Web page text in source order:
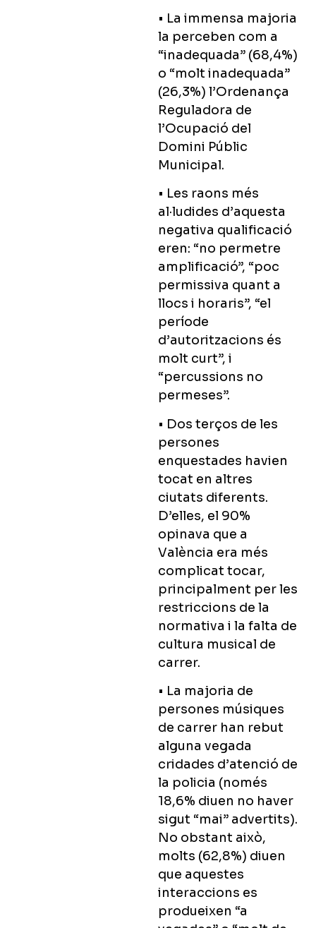
• La immensa majoria
la perceben com a
“inadequada” (68,4%)
o “molt inadequada”
(26,3%) l’Ordenança
Reguladora de
l’Ocupació del
Domini Públic
Municipal.
• Les raons més
al·ludides d’aquesta
negativa qualificació
eren: “no permetre
amplificació”, “poc
permissiva quant a
llocs i horaris”, “el
període
d’autoritzacions és
molt curt”, i
“percussions no
permeses”.
• Dos terços de les
persones
enquestades havien
tocat en altres
ciutats diferents.
D’elles, el 90%
opinava que a
València era més
complicat tocar,
principalment per les
restriccions de la
normativa i la falta de
cultura musical de
carrer.
• La majoria de
persones músiques
de carrer han rebut
alguna vegada
cridades d’atenció de
la policia (només
18,6% diuen no haver
sigut “mai” advertits).
No obstant això,
molts (62,8%) diuen
que aquestes
interaccions es
produeixen “a